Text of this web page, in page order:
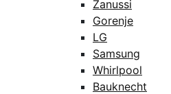
Zanussi
Gorenje
LG
Samsung
Whirlpool
Bauknecht